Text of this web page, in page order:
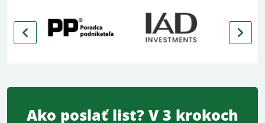
Previous Next
Ako poslať list? V 3 krokoch